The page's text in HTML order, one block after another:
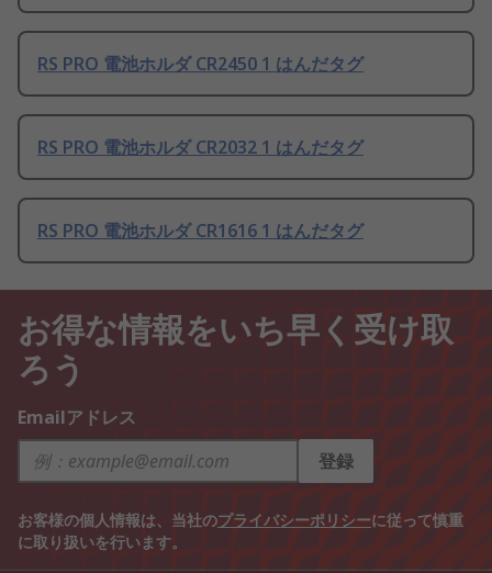
RS PRO 電池ホルダ CR2450 1 はんだタグ
RS PRO 電池ホルダ CR2032 1 はんだタグ
RS PRO 電池ホルダ CR1616 1 はんだタグ
お得な情報をいち早く受け取
ろう
Emailアドレス
登録
お客様の個人情報は、当社のプライバシーポリシーに従って慎重
に取り扱いを行います。